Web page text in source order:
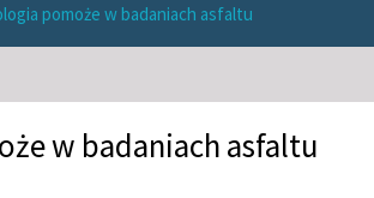
pomoże w badaniach asfaltu
w badaniach asfaltu